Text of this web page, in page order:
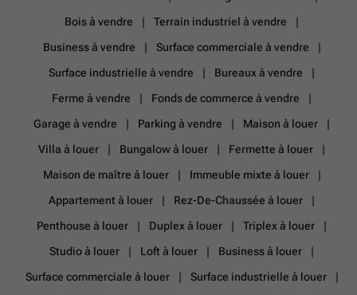
Bois à vendre
Terrain industriel à vendre
Business à vendre
Surface commerciale à vendre
Surface industrielle à vendre
Bureaux à vendre
Ferme à vendre
Fonds de commerce à vendre
Garage à vendre
Parking à vendre
Maison à louer
Villa à louer
Bungalow à louer
Fermette à louer
Maison de maître à louer
Immeuble mixte à louer
Appartement à louer
Rez-De-Chaussée à louer
Penthouse à louer
Duplex à louer
Triplex à louer
Studio à louer
Loft à louer
Business à louer
Surface commerciale à louer
Surface industrielle à louer